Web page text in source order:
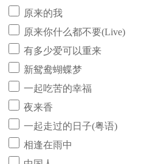
原来的我
原来你什么都不要(Live)
有多少爱可以重来
新鸳鸯蝴蝶梦
一起吃苦的幸福
夜来香
一起走过的日子(粤语)
相逢在雨中